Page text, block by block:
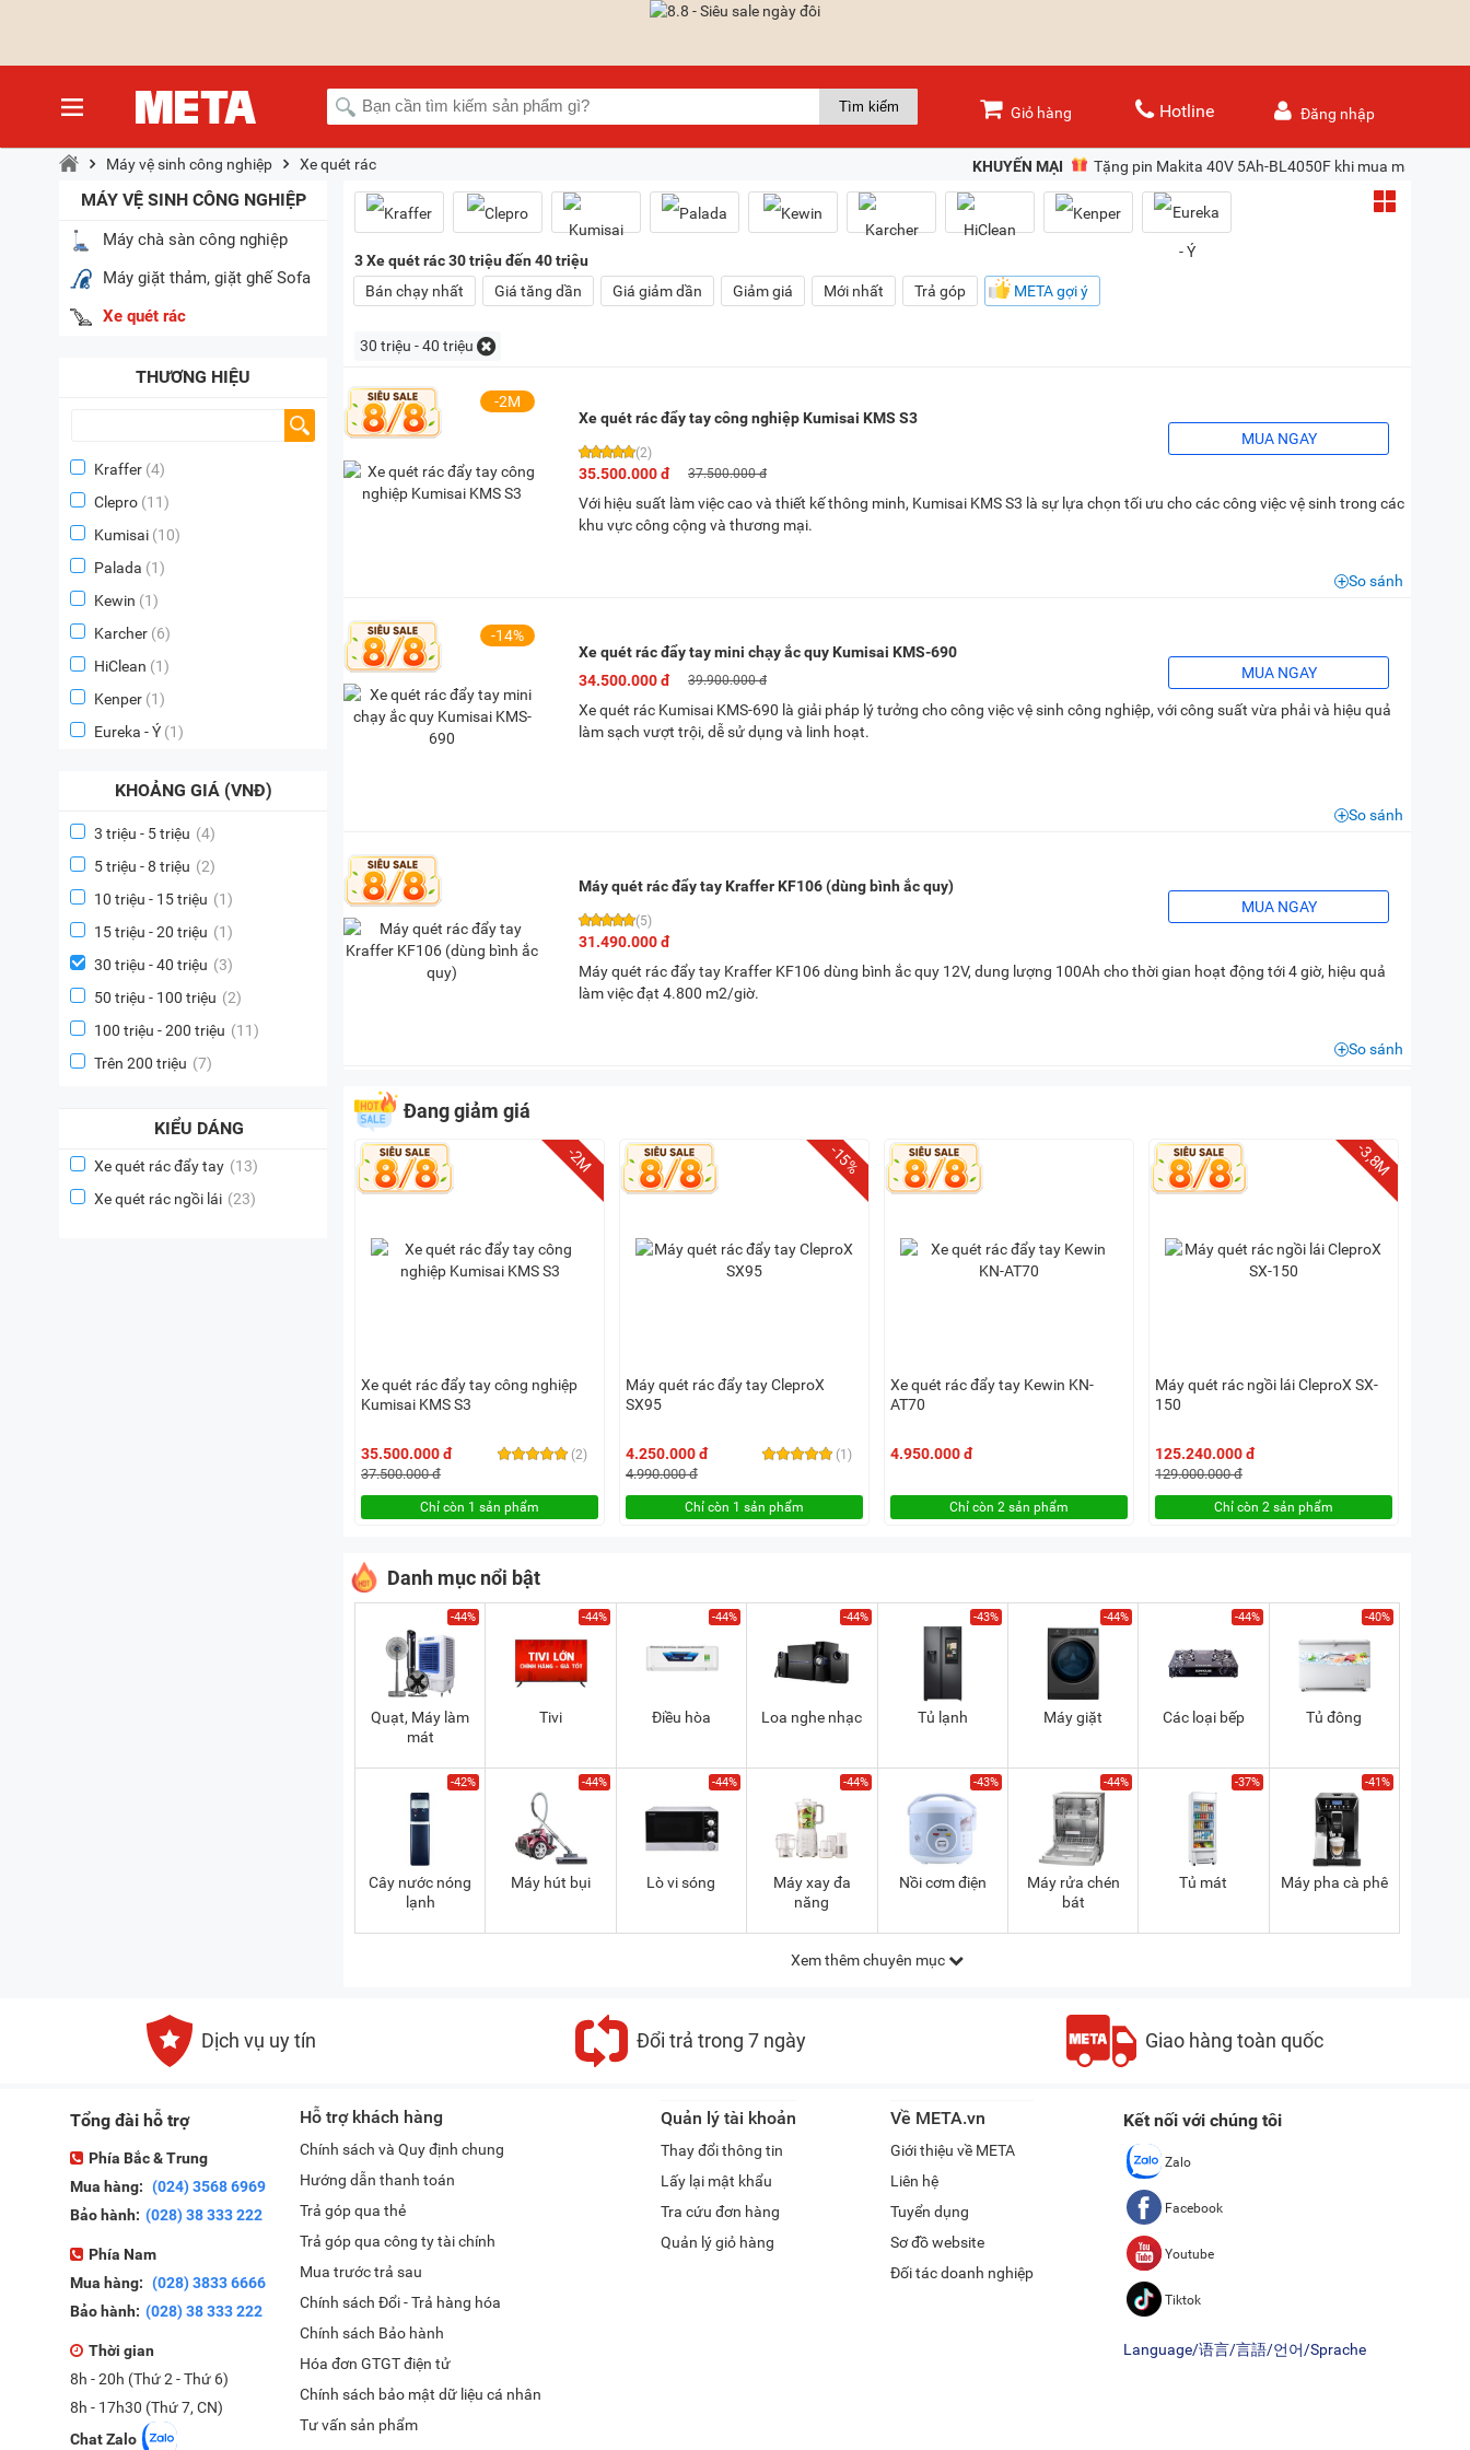
Đăng nhập
Giỏ hàng Hotline
KHUYẾN MẠI Tặng pin Makita 40V 5Ah-BL4050F khi mua máy siết
Máy vệ sinh công nghiệp Xe quét rác
MÁY VỆ SINH CÔNG NGHIỆP
Máy chà sàn công nghiệp
Máy giặt thảm, giặt ghế Sofa
Xe quét rác
THƯƠNG HIỆU
Kraffer (4)
Clepro (11)
Kumisai (10)
Palada (1)
Kewin (1)
Karcher (6)
HiClean (1)
Kenper (1)
Eureka - Ý (1)
KHOẢNG GIÁ (VNĐ)
3 triệu - 5 triệu (4)
5 triệu - 8 triệu (2)
10 triệu - 15 triệu (1)
15 triệu - 20 triệu (1)
30 triệu - 40 triệu (3)
50 triệu - 100 triệu (2)
100 triệu - 200 triệu (11)
Trên 200 triệu (7)
KIỂU DÁNG
Xe quét rác đẩy tay (13)
Xe quét rác ngồi lái (23)
3Xe quét rác 30 triệu đến 40 triệu
Bán chạy nhất
Giá tăng dần Giá giảm dần Giảm giá Mới nhất Trả góp META gợi ý
30 triệu - 40 triệu
-2M
Xe quét rác đẩy tay công nghiệp Kumisai KMS S3
(2)
35.500.000 đ 37.500.000 đ
So sánh
Với hiệu suất làm việc cao và thiết kế thông minh, Kumisai KMS S3 là sự lựa chọn tối ưu cho các công việc vệ sinh trong các
khu vực công cộng và thương mại.
MUA NGAY
-14%
Xe quét rác đẩy tay mini chạy ắc quy Kumisai KMS-690
34.500.000 đ
39.900.000 đ
So sánh
Xe quét rác Kumisai KMS-690 là giải pháp lý tưởng cho công việc vệ sinh công nghiệp, với công suất vừa phải và hiệu quả
làm sạch vượt trội, dễ sử dụng và linh hoạt.
MUA NGAY
Máy quét rác đẩy tay Kraffer KF106 (dùng bình ắc quy)
(5)
31.490.000 đ
So sánh
Máy quét rác đẩy tay Kraffer KF106 dùng bình ắc quy 12V, dung lượng 100Ah cho thời gian hoạt động tới 4 giờ, hiệu quả
làm việc đạt 4.800 m2/giờ.
MUA NGAY
Đang giảm giá
-2M
Xe quét rác đẩy tay công nghiệp
Kumisai KMS S3
(2)
35.500.000 đ
37.500.000 đ
Chỉ còn 1 sản phẩm
-15%
Máy quét rác đẩy tay CleproX
SX95
(1)
4.250.000 đ
4.990.000 đ
Chỉ còn 1 sản phẩm
Xe quét rác đẩy tay Kewin KN-
AT70
4.950.000 đ
Chỉ còn 2 sản phẩm
-3,8M
Máy quét rác ngồi lái CleproX SX-
150
125.240.000 đ
129.000.000 đ
Chỉ còn 2 sản phẩm
Danh mục nổi bật
-44%
Quạt, Máy làm
mát
-44%
Tivi
-44%
Điều hòa
-44%
Loa nghe nhạc
-43%
Tủ lạnh
-44%
Máy giặt
-44%
Các loại bếp
-40%
Tủ đông
-42%
Cây nước nóng
lạnh
-44%
Máy hút bụi
-44%
Lò vi sóng
-44%
Máy xay đa
năng
-43%
Nồi cơm điện
-44%
Máy rửa chén
bát
-37%
Tủ mát
-41%
Máy pha cà phê
Xem thêm chuyên mục
Dịch vụ uy tín Đổi trả trong 7 ngày Giao hàng toàn quốc
Tổng đài hỗ trợ
Phía Bắc & Trung
Mua hàng: (024) 3568 6969
Bảo hành: (028) 38 333 222
Phía Nam
Mua hàng: (028) 3833 6666
Bảo hành: (028) 38 333 222
Thời gian
8h - 20h (Thứ 2 - Thứ 6)
8h - 17h30 (Thứ 7, CN)
Chat Zalo
Kết nối với chúng tôi
Zalo
Facebook
Youtube
Tiktok
Language/语言/言語/언어/Sprache
Hỗ trợ khách hàng
Chính sách và Quy định chung
Hướng dẫn thanh toán
Trả góp qua thẻ
Trả góp qua công ty tài chính
Mua trước trả sau
Chính sách Đổi - Trả hàng hóa
Chính sách Bảo hành
Hóa đơn GTGT điện tử
Chính sách bảo mật dữ liệu cá nhân
Tư vấn sản phẩm
Quản lý tài khoản
Thay đổi thông tin
Lấy lại mật khẩu
Tra cứu đơn hàng
Quản lý giỏ hàng
Về META.vn
Giới thiệu về META
Liên hệ
Tuyển dụng
Sơ đồ website
Đối tác doanh nghiệp